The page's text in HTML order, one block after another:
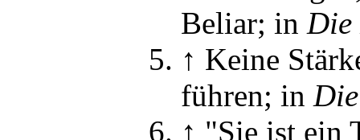
Beliar; in Die
↑ Keine
führen; in
↑ "Sie ist ein